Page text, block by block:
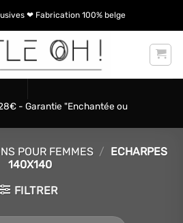
❤ Fabrication 100% belge
- Garantie "Enchantée ou
POUR FEMMES / ECHARPES
140X140
FILTRER